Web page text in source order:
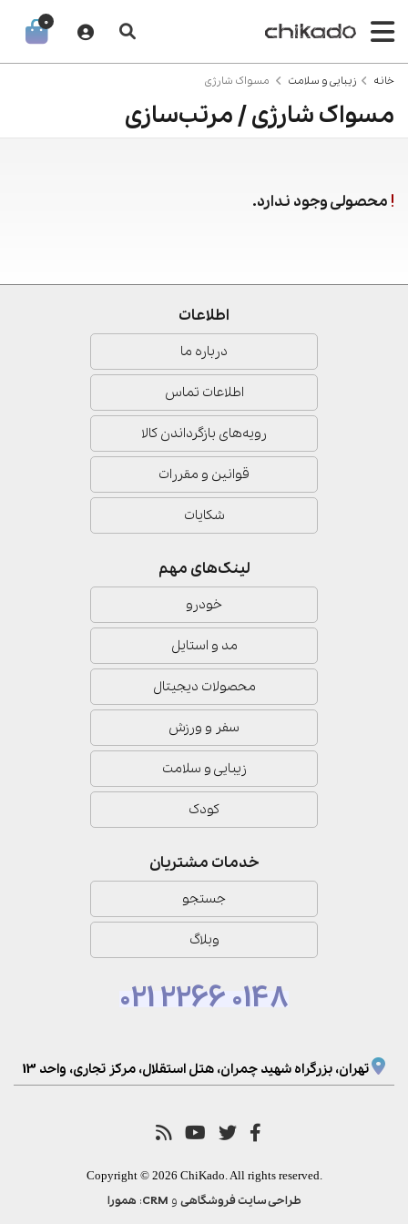
0
خانه زیبایی و سلامت مسواک شارژی
مسواک شارژی / مرتب‌سازی
محصولی وجود ندارد.
اطلاعات
درباره ما
اطلاعات تماس
رویه‌های بازگرداندن کالا
قوانین و مقررات
شکایات
لینک‌های مهم
خودرو
مد و استایل
محصولات دیجیتال
سفر و ورزش
زیبایی و سلامت
کودک
خدمات مشتریان
جستجو
وبلاگ
021 2266 0148
تهران، بزرگراه شهید چمران، هتل استقلال، مرکز تجاری، واحد 13
Copyright © 2026 ChiKado. All rights reserved.
طراحی سایت فروشگاهی و CRM
: همورا